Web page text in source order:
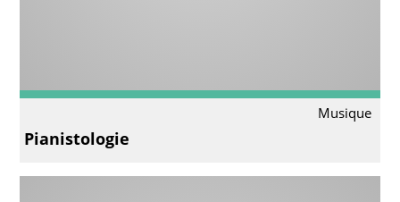
Musique
Pianistologie